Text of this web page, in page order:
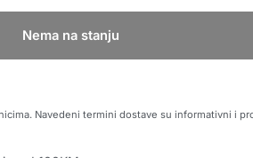
Nema na stanju
Navedeni termini dostave su informativni i